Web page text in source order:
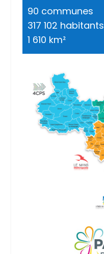
90 communes
317 102 habitants
1 610 km²